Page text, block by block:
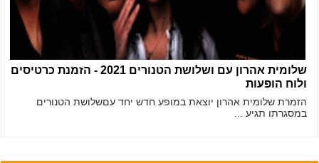
שלומית אהרון עם ושלושת הטנורים 2021 - הזמנת כרטיסים
ולוח הופעות
הזמרת שלומית אהרון יוצאת במופע חדש יחד עםשלושת הטנורים
במסגרתו תגיע ...